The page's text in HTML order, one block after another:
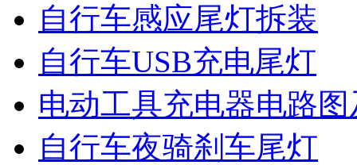
自行车感应尾灯拆装
自行车USB充电尾灯
电动工具充电器电路
自行车夜骑刹车尾灯